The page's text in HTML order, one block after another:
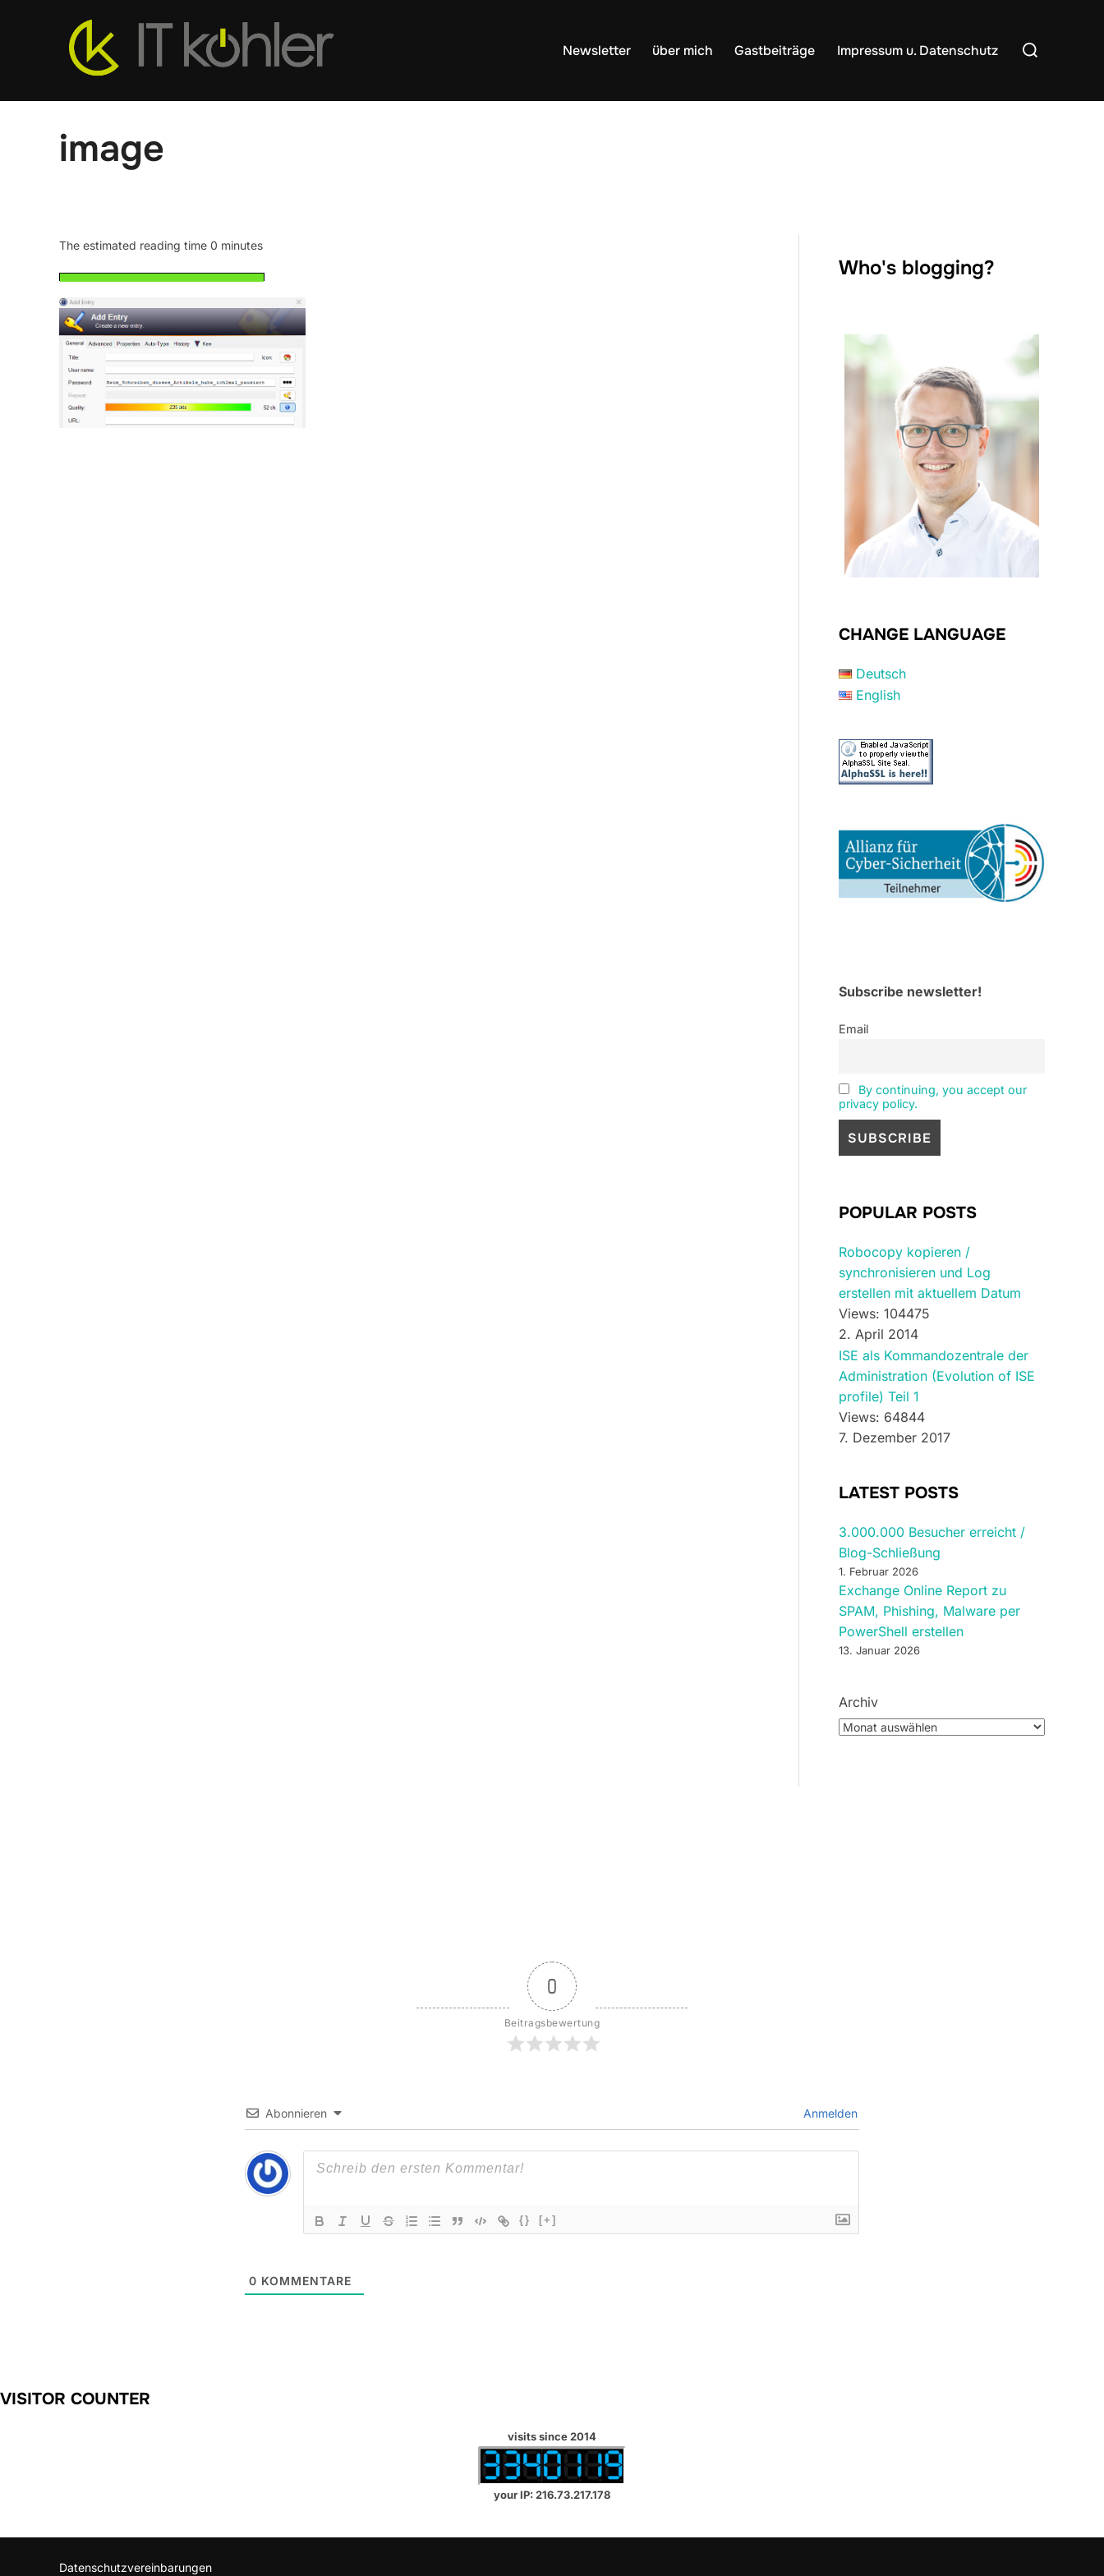
Newsletter über mich Gastbeiträge Impressum u. Datenschutz
Suchen
nach:
image
The estimated reading time 0 minutes
Who's blogging?
CHANGE LANGUAGE
Deutsch
English
Subscribe newsletter!
Email
By continuing, you accept our
privacy policy.
POPULAR POSTS
Robocopy kopieren /
synchronisieren und Log
erstellen mit aktuellem Datum
Views: 104475
2. April 2014
ISE als Kommandozentrale der
Administration (Evolution of ISE
profile) Teil 1
Views: 64844
7. Dezember 2017
LATEST POSTS
3.000.000 Besucher erreicht /
Blog-Schließung
1. Februar 2026
Exchange Online Report zu
SPAM, Phishing, Malware per
PowerShell erstellen
13. Januar 2026
Archiv
0
Beitragsbewertung
Abonnieren Anmelden
{} [+]
0 KOMMENTARE
VISITOR COUNTER
visits since 2014
your IP: 216.73.217.178
Datenschutzvereinbarungen